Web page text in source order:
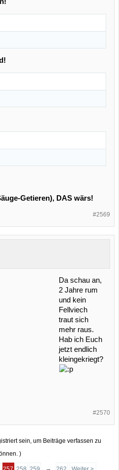
Getieren), DAS wärs!
#2569
Da schau an,
2 Jahre rum
und kein
Fellviech
traut sich
mehr raus.
Hab ich Euch
jetzt endlich
kleingekriegt?
#2570
sein, um Beiträge verfassen zu
)
→